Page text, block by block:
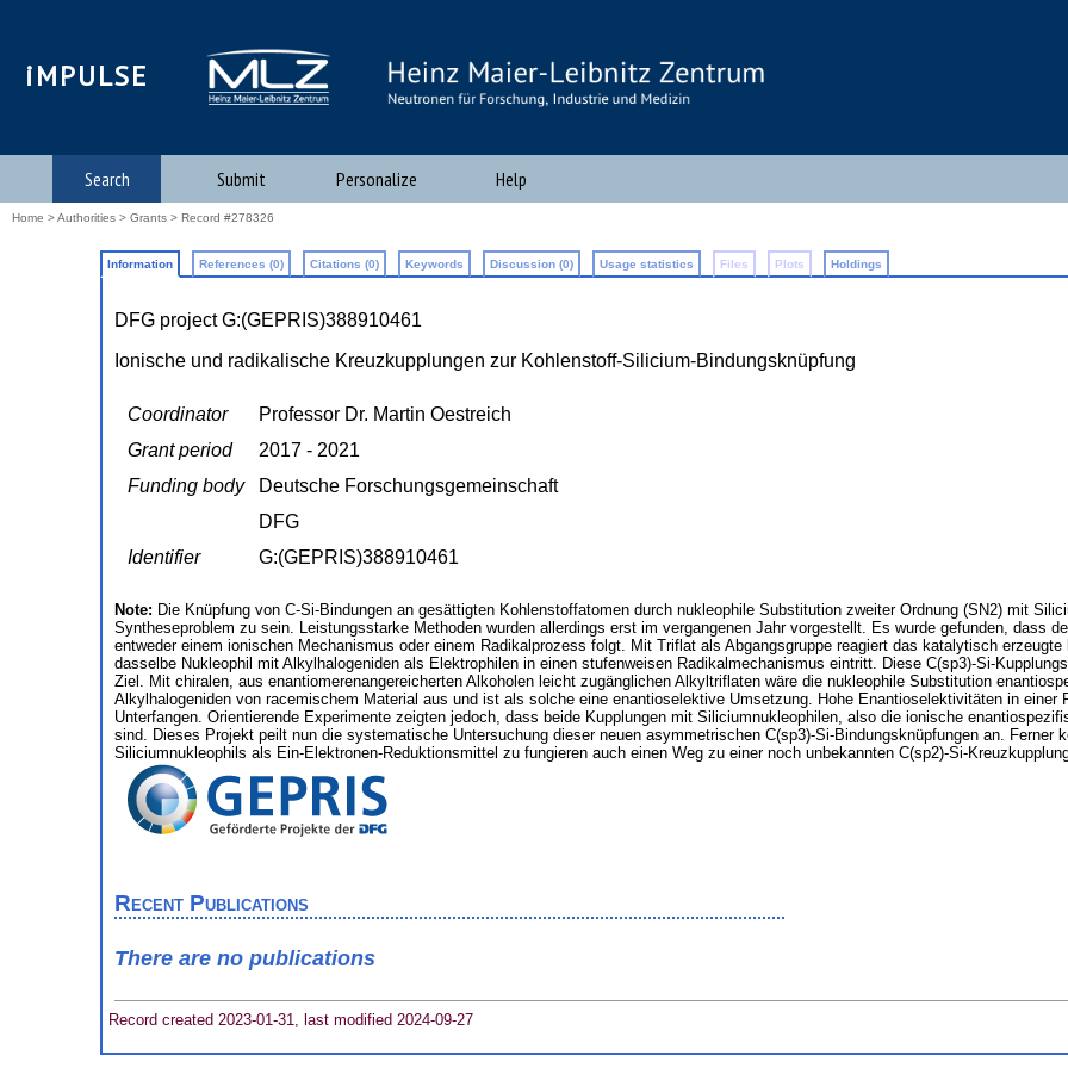
iMPULSE
Search Submit Personalize Help
Home >Authorities > Grants > Record #278326
Information References (0) Citations (0) Keywords Discussion (0) Usage statistics Files Plots Holdings
DFG project G:(GEPRIS)388910461
Ionische und radikalische Kreuzkupplungen zur Kohlenstoff-Silicium-Bindungsknüpfung
Coordinator
Professor Dr. Martin Oestreich
Grant period
2017 - 2021
Funding body
Deutsche Forschungsgemeinschaft
DFG
Identifier
G:(GEPRIS)388910461
Note: Die Knüpfung von C-Si-Bindungen an gesättigten Kohlenstoffatomen durch nukleophile Substitution zweiter Ordnung (SN2) mit
Syntheseproblem zu sein. Leistungsstarke Methoden wurden allerdings erst im vergangenen Jahr vorgestellt. Es wurde gefunden, dass
entweder einem ionischen Mechanismus oder einem Radikalprozess folgt. Mit Triflat als Abgangsgruppe reagiert das katalytisch
dasselbe Nukleophil mit Alkylhalogeniden als Elektrophilen in einen stufenweisen Radikalmechanismus eintritt. Diese C(sp3)-Si-
Ziel. Mit chiralen, aus enantiomerenangereicherten Alkoholen leicht zugänglichen Alkyltriflaten wäre die nukleophile Substitution
Alkylhalogeniden von racemischem Material aus und ist als solche eine enantioselektive Umsetzung. Hohe Enantioselektivitäten in einer
Unterfangen. Orientierende Experimente zeigten jedoch, dass beide Kupplungen mit Siliciumnukleophilen, also die ionische
sind. Dieses Projekt peilt nun die systematische Untersuchung dieser neuen asymmetrischen C(sp3)-Si-Bindungsknüpfungen an. Ferner
Siliciumnukleophils als Ein-Elektronen-Reduktionsmittel zu fungieren auch einen Weg zu einer noch unbekannten C(sp2)-Si-
Recent Publications
There are no publications
Record created 2023-01-31, last modified 2024-09-27